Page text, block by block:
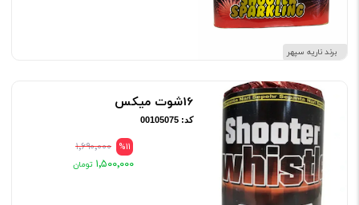
برند ناریه سپهر
16شوت میکس
کد: 00105075
%11 ۱٬۶۹۰٬۰۰۰
۱٬۵۰۰٬۰۰۰